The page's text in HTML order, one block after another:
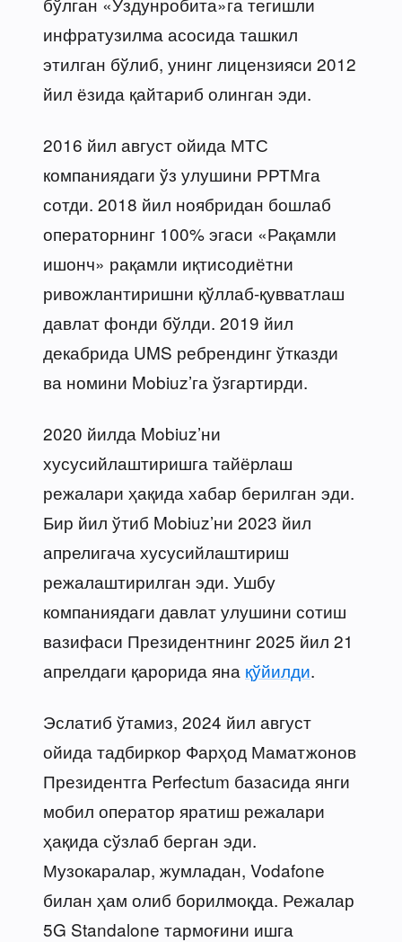
инфратузилма асосида ташкил
этилган бўлиб, унинг лицензияси 2012
йил ёзида қайтариб олинган эди.
2016 йил август ойида МТС
компаниядаги ўз улушини РРТМга
сотди. 2018 йил ноябридан бошлаб
операторнинг 100% эгаси «Рақамли
ишонч» рақамли иқтисодиётни
ривожлантиришни қўллаб-қувватлаш
давлат фонди бўлди. 2019 йил
декабрида UMS ребрендинг ўтказди
ва номини Mobiuz’га ўзгартирди.
2020 йилда Mobiuz’ни
хусусийлаштиришга тайёрлаш
режалари ҳақида хабар берилган эди.
Бир йил ўтиб Mobiuz’ни 2023 йил
апрелигача хусусийлаштириш
режалаштирилган эди. Ушбу
компаниядаги давлат улушини сотиш
вазифаси Президентнинг 2025 йил 21
апрелдаги қарорида яна қўйилди.
Эслатиб ўтамиз, 2024 йил август
ойида тадбиркор Фарҳод Маматжонов
Президентга Perfectum базасида янги
мобил оператор яратиш режалари
ҳақида сўзлаб берган эди.
Музокаралар, жумладан, Vodafone
билан ҳам олиб борилмоқда. Режалар
5G Standalone тармоғини ишга